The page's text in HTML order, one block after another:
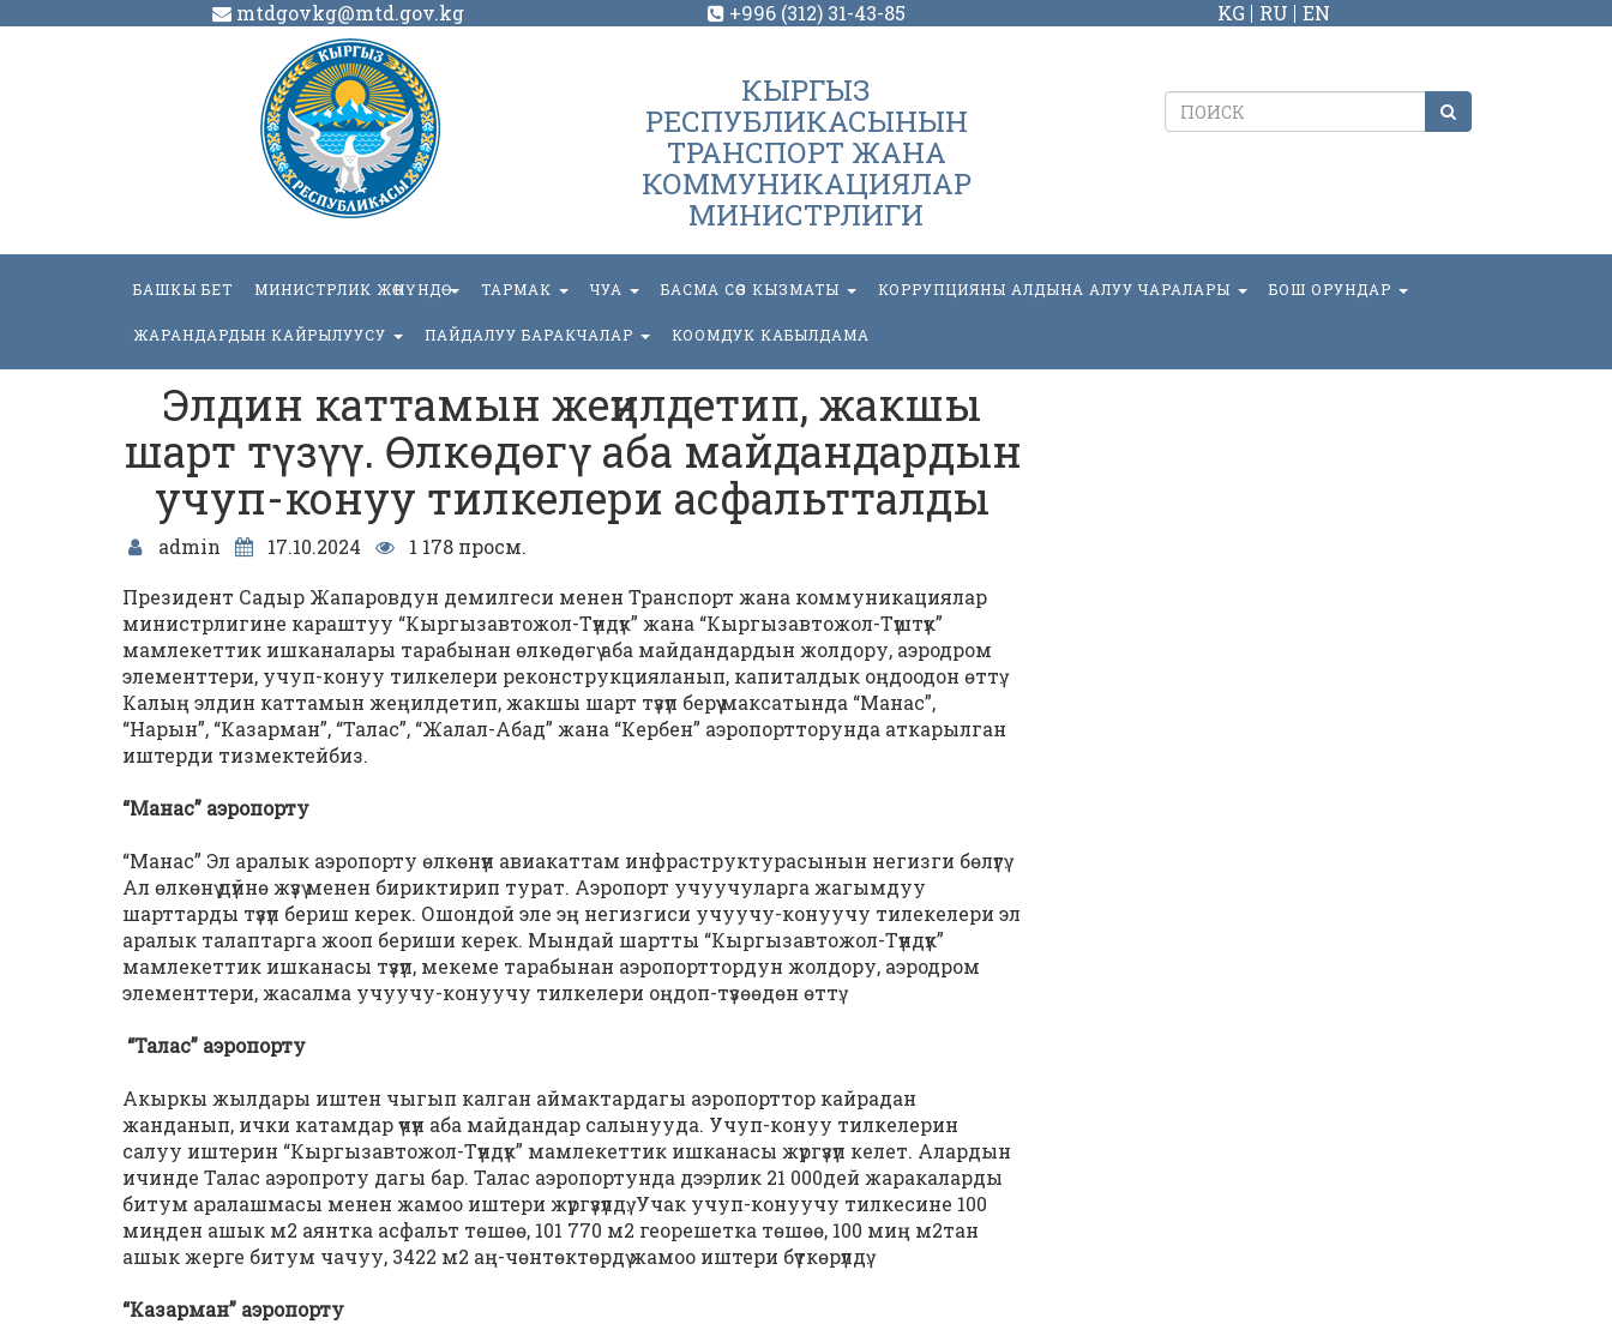
mtdgovkg@mtd.gov.kg +996 (312) 31-43-85 KG RU EN
КЫРГЫЗ
РЕСПУБЛИКАСЫНЫН
ТРАНСПОРТ ЖАНА
КОММУНИКАЦИЯЛАР
МИНИСТРЛИГИ
БАШКЫ БЕТ МИНИСТРЛИК ЖӨНҮНДӨ ТАРМАК ЧУА БАСМА СӨЗ КЫЗМАТЫ КОРРУПЦИЯНЫ АЛДЫНА АЛУУ ЧАРАЛАРЫ БОШ ОРУНДАР
ЖАРАНДАРДЫН КАЙРЫЛУУСУ ПАЙДАЛУУ БАРАКЧАЛАР КООМДУК КАБЫЛДАМА
Элдин каттамын жеңилдетип, жакшы
шарт түзүү. Өлкөдөгү аба майдандардын
учуп-конуу тилкелери асфальтталды
admin 17.10.2024
1 178 просм.
Президент Садыр Жапаровдун демилгеси менен Транспорт жана коммуникациялар
министрлигине караштуу “Кыргызавтожол-Түндүк” жана “Кыргызавтожол-Түштүк”
мамлекеттик ишканалары тарабынан өлкөдөгү аба майдандардын жолдору, аэродром
элементтери, учуп-конуу тилкелери реконструкцияланып, капиталдык оңдоодон өттү.
Калың элдин каттамын жеңилдетип, жакшы шарт түзүп берүү максатында “Манас”,
“Нарын”, “Казарман”, “Талас”, “Жалал-Абад” жана “Кербен” аэропортторунда аткарылган
иштерди тизмектейбиз.
“Манас” аэропорту
“Манас” Эл аралык аэропорту өлкөнүн авиакаттам инфраструктурасынын негизги бөлүгү.
Ал өлкөнү дүйнө жүзү менен бириктирип турат. Аэропорт учуучуларга жагымдуу
шарттарды түзүп бериш керек. Ошондой эле эң негизгиси учуучу-конуучу тилекелери эл
аралык талаптарга жооп бериши керек. Мындай шартты “Кыргызавтожол-Түндүк”
мамлекеттик ишканасы түзүп, мекеме тарабынан аэропорттордун жолдору, аэродром
элементтери, жасалма учуучу-конуучу тилкелери оңдоп-түзөөдөн өттү.
“Талас” аэропорту
Акыркы жылдары иштен чыгып калган аймактардагы аэропорттор кайрадан
жанданып, ички катамдар үчүн аба майдандар салынууда. Учуп-конуу тилкелерин
салуу иштерин “Кыргызавтожол-Түндүк” мамлекеттик ишканасы жүргүзүп келет. Алардын
ичинде Талас аэропроту дагы бар. Талас аэропортунда дээрлик 21 000дей жаракаларды
битум аралашмасы менен жамоо иштери жүргүзүлдү. Учак учуп-конуучу тилкесине 100
миңден ашык м2 аянтка асфальт төшөө, 101 770 м2 георешетка төшөө, 100 миң м2тан
ашык жерге битум чачуу, 3422 м2 аң-чөнтөктөрдү жамоо иштери бүткөрүлдү.
“Казарман” аэропорту